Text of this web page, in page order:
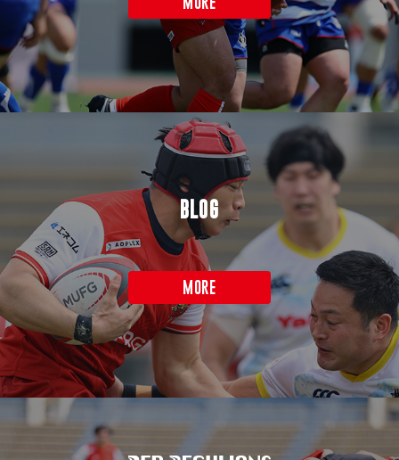
BLOG
MORE